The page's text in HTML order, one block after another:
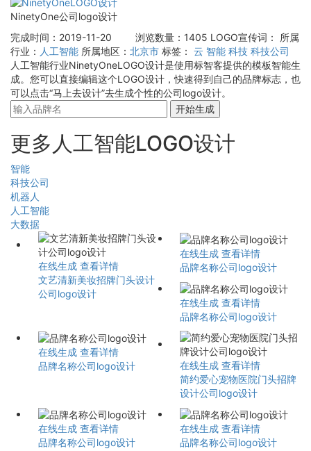
NinetyOne公司logo设计
完成时间：2019-11-20
浏览数量：1405 LOGO宣传词：
所属
行业： 人工智能 所属地区： 北京市 标签： 云 智能 科技 科技公司
人工智能行业NinetyOneLOGO设计是使用标智客提供的模板智能生
成。您可以直接编辑这个LOGO设计，快速得到自己的品牌标志，也
可以点击“马上去设计”去生成个性的公司logo设计。
开始生成
更多人工智能LOGO设计
智能
科技公司
机器人
人工智能
大数据
在线生成 查看详情
文艺清新美妆招牌门头设计
公司logo设计
在线生成 查看详情
品牌名称公司logo设计
在线生成 查看详情
品牌名称公司logo设计
在线生成 查看详情
品牌名称公司logo设计
在线生成 查看详情
简约爱心宠物医院门头招牌
设计公司logo设计
在线生成 查看详情
品牌名称公司logo设计
在线生成 查看详情
品牌名称公司logo设计